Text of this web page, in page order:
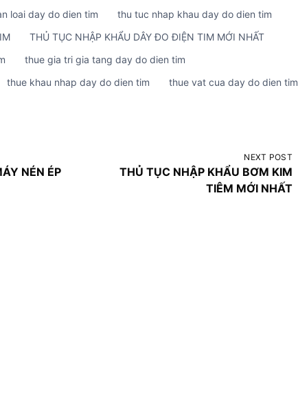
loai day do dien tim
thu tuc nhap khau day do dien tim
THỦ TỤC NHẬP KHẨU DÂY ĐO ĐIỆN TIM MỚI NHẤT
thue gia tri gia tang day do dien tim
thue khau nhap day do dien tim
thue vat cua day do dien tim
NÉN ÉP
NEXT POST
THỦ TỤC NHẬP KHẨU BƠM KIM
TIÊM MỚI NHẤT